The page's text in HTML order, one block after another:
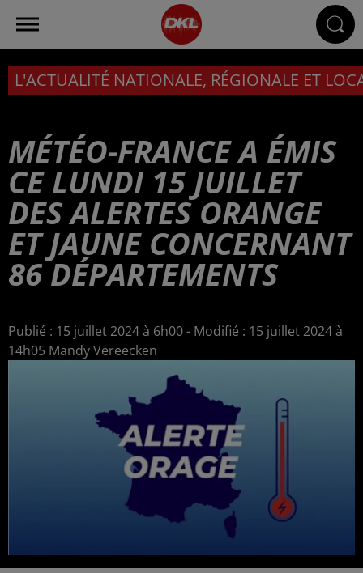
L'ACTUALITÉ NATIONALE, RÉGIONALE ET
MÉTÉO-FRANCE A ÉMIS
CE LUNDI 15 JUILLET
DES ALERTES ORANGE
ET JAUNE CONCERNANT
86 DÉPARTEMENTS
Publié : 15 juillet 2024 à 6h00 - Modifié : 15 juillet 2024 à
14h05 Mandy Vereecken